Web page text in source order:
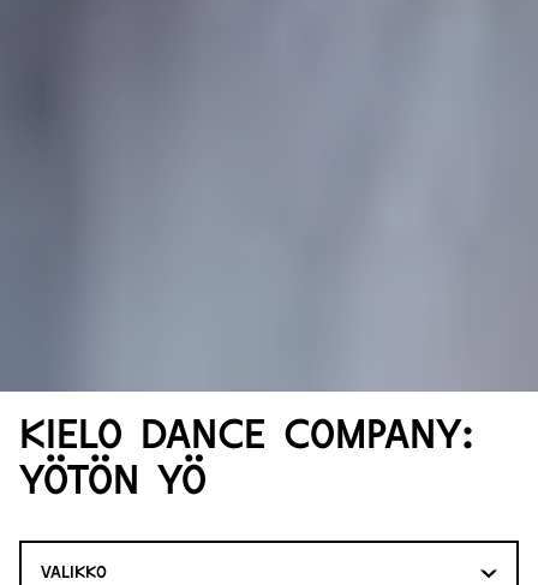
Kielo Dance Company:
Yötön yö
VALIKKO